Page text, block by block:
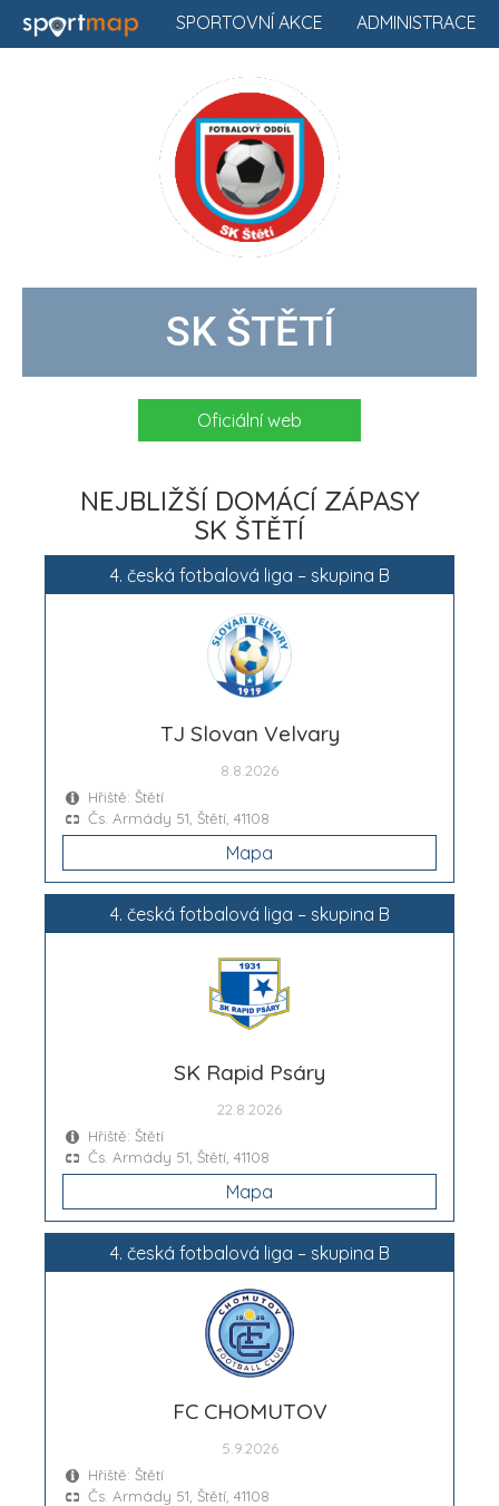
ADMINISTRACE
SPORTOVNÍ AKCE
SK ŠTĚTÍ
Oficiální web
NEJBLIŽŠÍ DOMÁCÍ ZÁPASY
SK ŠTĚTÍ
4. česká fotbalová liga – skupina B
TJ Slovan Velvary
8.8.2026
Hřiště: Štětí
Čs. Armády 51, Štětí, 41108
Mapa
4. česká fotbalová liga – skupina B
SK Rapid Psáry
22.8.2026
Hřiště: Štětí
Čs. Armády 51, Štětí, 41108
Mapa
4. česká fotbalová liga – skupina B
FC CHOMUTOV
5.9.2026
Hřiště: Štětí
Čs. Armády 51, Štětí, 41108